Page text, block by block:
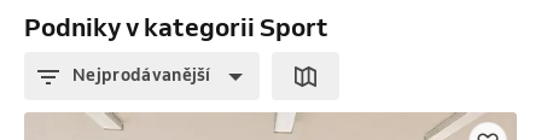
Podniky v kategorii Sport
Nejprodávanější